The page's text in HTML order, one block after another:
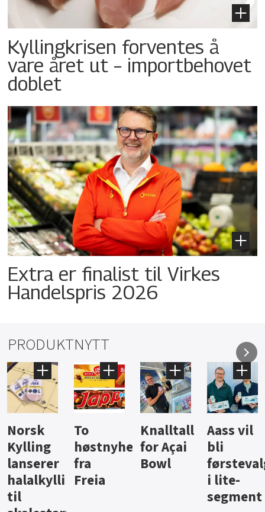
Kyllingkrisen forventes å
vare året ut – importbehovet
doblet
Extra er finalist til Virkes
Handelspris 2026
PRODUKTNYTT
Knalltall
for Açai
Bowl
Aass vil
bli
førstevalg
i lite-
Brus og
jus fra
Berentsen
Hard
iste fra
Hansa